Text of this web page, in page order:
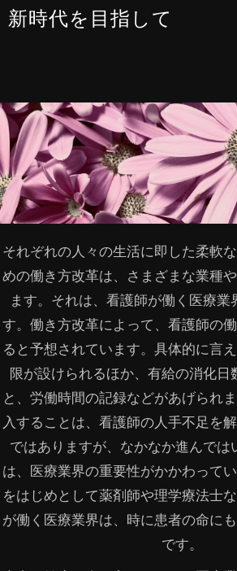
Skip
新時代を目指して
それぞれの人々の生活に即した柔軟
めの働き方改革は、さまざまな業種
ます。それは、看護師が働く医療
す。働き方改革によって、看護師の
ると予想されています。具体的に言
限が設けられるほか、有給の消化日
と、労働時間の記録などがあげられ
入することは、看護師の人手不足を
ではありますが、なかなか進んでは
は、医療業界の重要性がかかわって
をはじめとして薬剤師や理学療法士
が働く医療業界は、時に患者の命に
です。